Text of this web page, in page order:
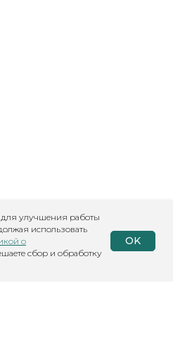
для улучшения работы
использовать
о
сбор и обработку
OK